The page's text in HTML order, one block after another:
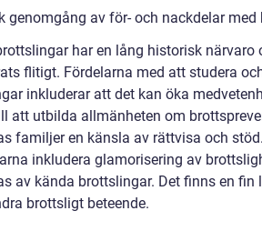
genomgång av för- och nackdelar
har en lång historisk närvaro
flitigt. Fördelarna med att studera
inkluderar att det kan öka
att utbilda allmänheten om
familjer en känsla av rättvisa och
inkludera glamorisering av
av kända brottslingar. Det finns en
brottsligt beteende.